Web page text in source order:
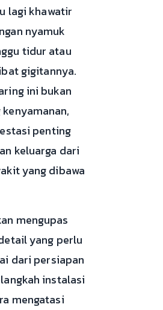
lagi khawatir
nyamuk
tidur atau
gigitannya.
ini bukan
penting
keluarga dari
yang dibawa
mengupas
yang perlu
dari persiapan
instalasi
mengatasi